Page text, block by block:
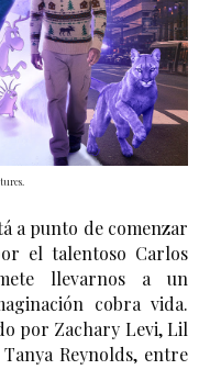
a punto de comenzar
el talentoso Carlos
llevarnos a un
cobra vida.
por Zachary Levi, Lil
Reynolds, entre